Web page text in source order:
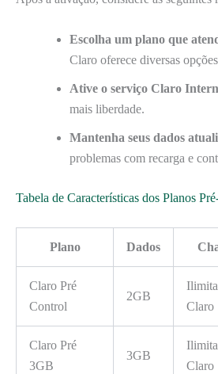
Escolha um plano que
Claro oferece diversas
Ative o serviço Claro
mais liberdade.
Mantenha seus dados
problemas com recarga e
Tabela de Características dos Planos
Plano Dados
Claro Pré
Control
2GB
Claro
Claro Pré
3GB
3GB
Claro